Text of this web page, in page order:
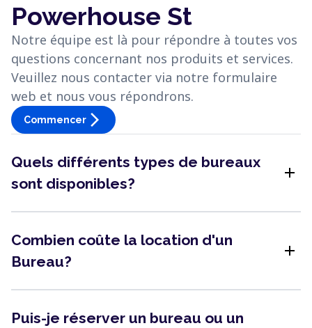
Powerhouse St
Notre équipe est là pour répondre à toutes vos
questions concernant nos produits et services.
Veuillez nous contacter via notre formulaire
web et nous vous répondrons.
Commencer arrow_forward_ios
Quels différents types de bureaux
sont disponibles?
add
Combien coûte la location d'un
Bureau?
add
Puis-je réserver un bureau ou un